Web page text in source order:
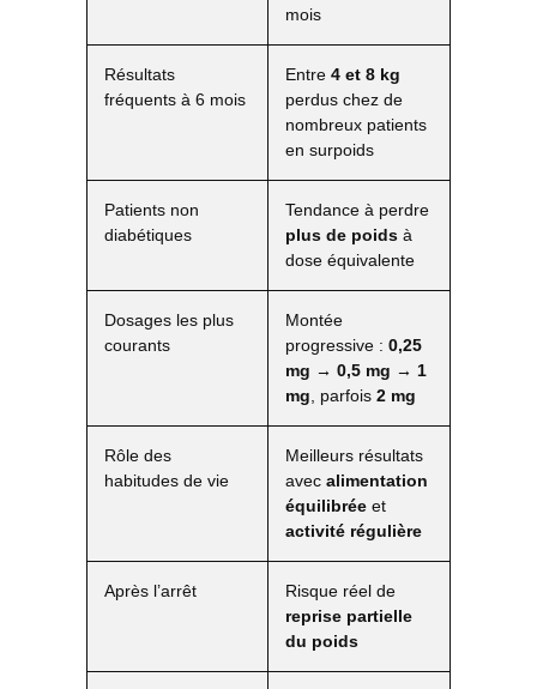
mois
Résultats
fréquents à 6 mois
Entre4 et 8 kg
perdus chez de
nombreux patients
en surpoids
Patients non
diabétiques
Tendance à perdre
plus de poids à
dose équivalente
Dosages les plus
courants
Montée
progressive :0,25
mg → 0,5 mg → 1
mg , parfois2 mg
Rôle des
habitudes de vie
Meilleurs résultats
avecalimentation
équilibrée et
activité régulière
Après l’arrêt
Risque réel de
reprise partielle
du poids